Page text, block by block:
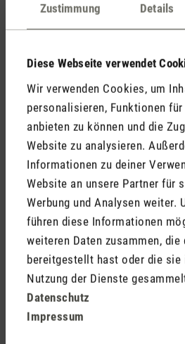
Zustimmung Details
Diese Webseite verwendet
Wir verwenden Cookies, um
personalisieren, Funktionen
anbieten zu können und die
Website zu analysieren.
Informationen zu deiner
Website an unsere Partner für
Werbung und Analysen weiter.
führen diese Informationen
weiteren Daten zusammen, die
bereitgestellt hast oder die sie
Nutzung der Dienste
Datenschutz
Impressum
Keine Bewertungen
Deine Erkenntnisse mit
Jetzt Produkt bewerten